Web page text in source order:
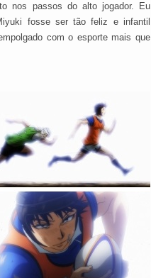
nos passos do alto jogador. Eu
fosse ser tão feliz e infantil
com o esporte mais que